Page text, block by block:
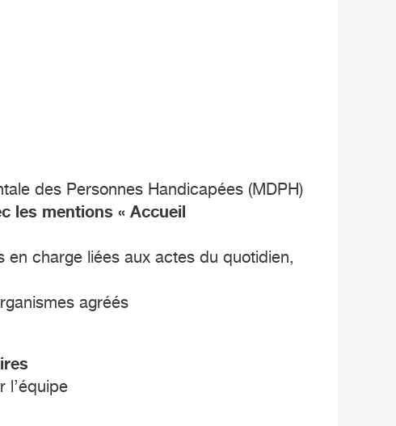
des Personnes Handicapées (MDPH)
les mentions « Accueil
en charge liées aux actes du quotidien,
agréés
l’équipe